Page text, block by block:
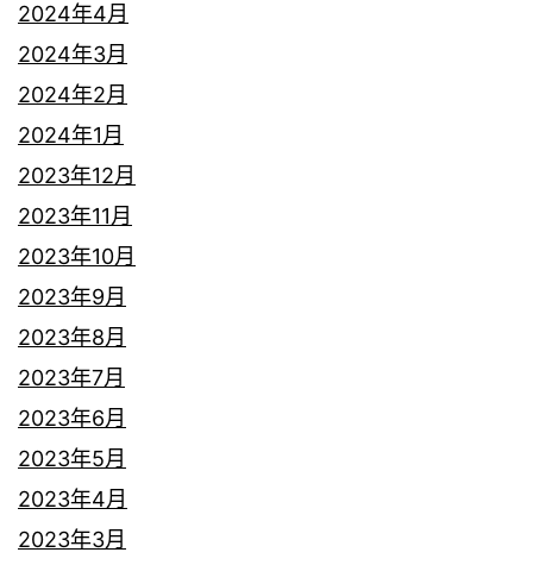
2024年4月
2024年3月
2024年2月
2024年1月
2023年12月
2023年11月
2023年10月
2023年9月
2023年8月
2023年7月
2023年6月
2023年5月
2023年4月
2023年3月